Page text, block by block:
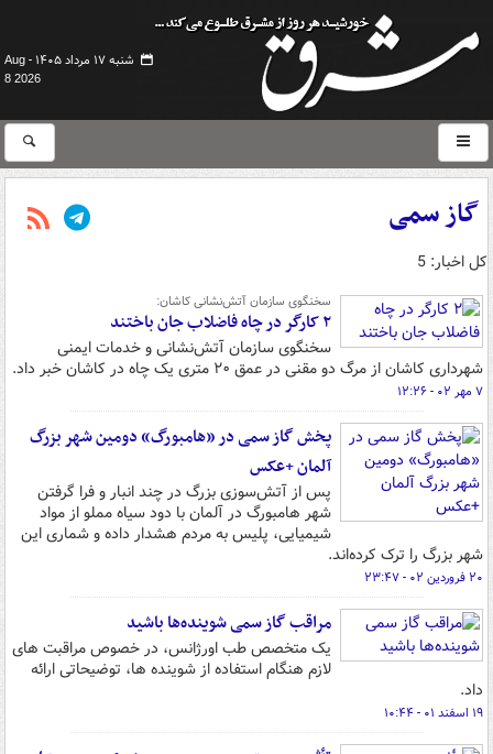
شنبه ۱۷ مرداد ۱۴۰۵ -
Aug
8 2026
گاز سمی
کل اخبار: 5
سخنگوی سازمان آتش‌نشانی کاشان:
۲ کارگر در چاه فاضلاب جان باختند
سخنگوی سازمان آتش‌نشانی و خدمات ایمنی
شهرداری کاشان از مرگ دو مقنی در عمق ۲۰ متری یک چاه در کاشان خبر داد.
۷ مهر ۰۲ - ۱۲:۲۶
پخش گاز سمی در «هامبورگ» دومین شهر بزرگ
آلمان +عکس
پس از آتش‌سوزی بزرگ در چند انبار و فرا گرفتن
شهر هامبورگ در آلمان با دود سیاه مملو از مواد
شیمیایی، پلیس به مردم هشدار داده و شماری این
شهر بزرگ را ترک کرده‌اند.
۲۰ فروردین ۰۲ - ۲۳:۴۷
مراقب گاز سمی شوینده‌ها باشید
یک متخصص طب اورژانس، در خصوص مراقبت های
لازم هنگام استفاده از شوینده ها، توضیحاتی ارائه
داد.
۱۹ اسفند ۰۱ - ۱۰:۴۴